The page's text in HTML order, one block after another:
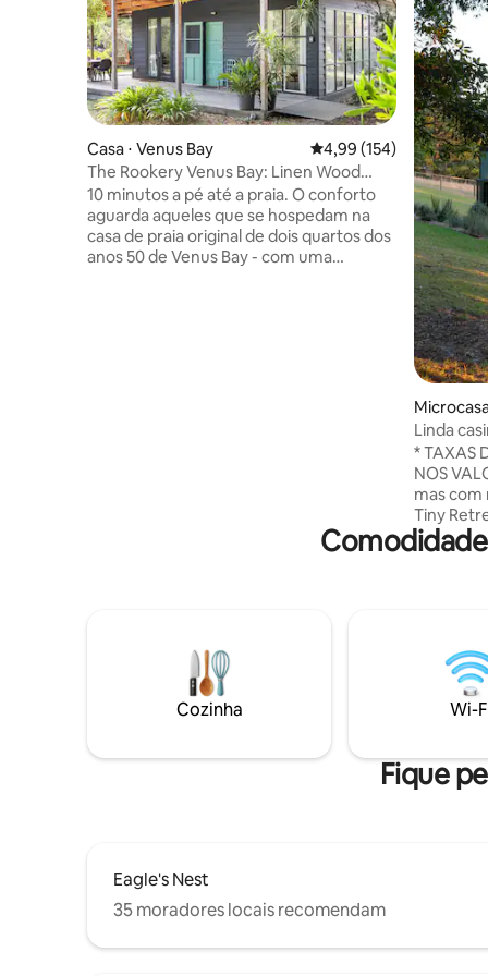
Casa ⋅ Venus Bay 4,99 de uma avaliação
4,99 (154)
The Rookery Venus Bay: Linen Wood
Netflix + Animais de Estimação
10 minutos a pé até a praia. O conforto
aguarda aqueles que se hospedam na
casa de praia original de dois quartos dos
anos 50 de Venus Bay - com uma
Linda
as
* TAXAS
NOS
mas com
Tiny
Você
ainda a
Perto de
Cozinha Wi-
Fique
Eagle's Nest
35 moradores locais recomendam